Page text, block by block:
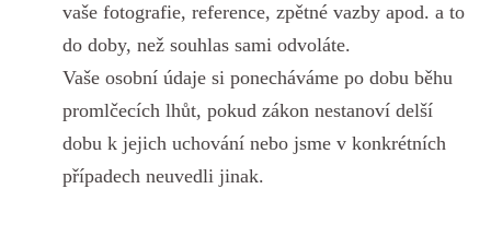
vaše fotografie, reference, zpětné vazby apod. a to
do doby, než souhlas sami odvoláte.
Vaše osobní údaje si ponecháváme po dobu běhu
promlčecích lhůt, pokud zákon nestanoví delší
dobu k jejich uchování nebo jsme v konkrétních
případech neuvedli jinak.